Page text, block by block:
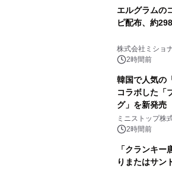
エルグラムの
ピ配布、約
株式会社ミショ
2時間前
韓国で人気の
コラボした「
グ」を新発売
ミニストップ株
2時間前
「クランキ
りまたはサン